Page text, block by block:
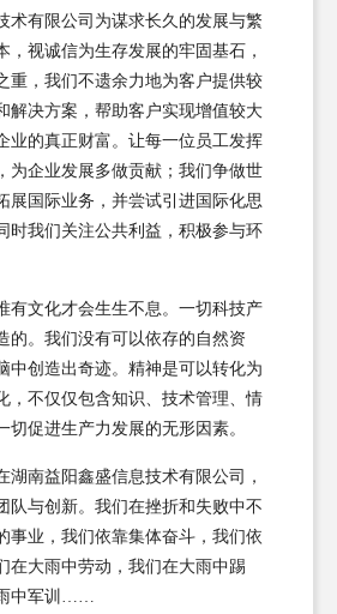
术有限公司为谋求长久的发展与繁
，视诚信为生存发展的牢固基石，
重，我们不遗余力地为客户提供较
解决方案，帮助客户实现增值较大
业的真正财富。让每一位员工发挥
为企业发展多做贡献；我们争做世
展国际业务，并尝试引进国际化思
时我们关注公共利益，积极参与环
有文化才会生生不息。一切科技产
的。我们没有可以依存的自然资
中创造出奇迹。精神是可以转化为
，不仅仅包含知识、技术管理、情
促进生产力发展的无形因素。
湖南益阳鑫盛信息技术有限公司，
队与创新。我们在挫折和失败中不
事业，我们依靠集体奋斗，我们依
大雨中劳动，我们在大雨中踢
中军训……